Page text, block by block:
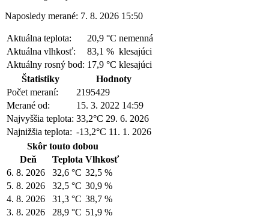
Naposledy merané: 7. 8. 2026 15:50
Aktuálna teplota: 20,9 °C nemenná
Aktuálna vlhkosť:
83,1 % klesajúci
Aktuálny rosný bod: 17,9 °C klesajúci
Štatistiky
Hodnoty
Počet meraní:
2195429
Merané od:
15. 3. 2022 14:59
Najvyššia teplota: 33,2°C 29. 6. 2026
Najnižšia teplota: -13,2°C 11. 1. 2026
Skôr touto dobou
Deň
Teplota Vlhkosť
6. 8. 2026
32,6 °C 32,5 %
5. 8. 2026
32,5 °C 30,9 %
4. 8. 2026
31,3 °C 38,7 %
3. 8. 2026
28,9 °C 51,9 %